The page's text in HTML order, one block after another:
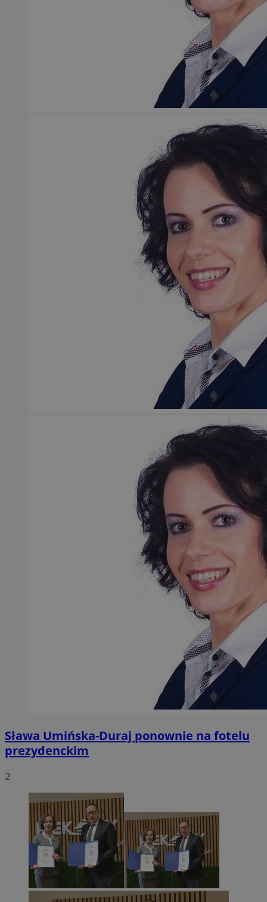
Sława Umińska-Duraj ponownie na fotelu
prezydenckim
2